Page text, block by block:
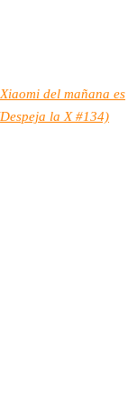
del mañana es
la X #134)